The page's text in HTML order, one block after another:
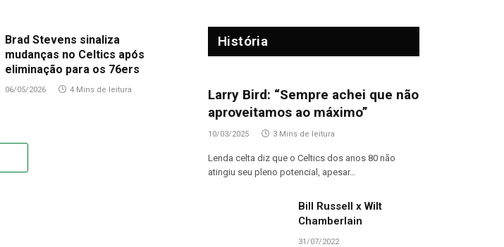
Brad Stevens sinaliza
mudanças no Celtics após
eliminação para os 76ers
06/05/2026 4 Mins de leitura
História
Larry Bird: “Sempre achei que não
aproveitamos ao máximo”
10/03/2025 3 Mins de leitura
Lenda celta diz que o Celtics dos anos 80 não
atingiu seu pleno potencial, apesar…
Bill Russell x Wilt
Chamberlain
31/07/2022